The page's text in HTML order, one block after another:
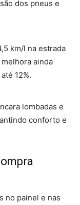
dos pneus e
km/l na estrada
ainda
12%.
lombadas e
conforto e
no painel e nas